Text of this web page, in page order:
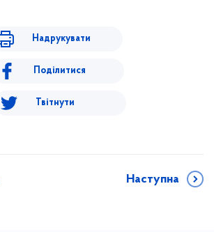
Надрукувати
Поділитися
Твітнути
Наступна